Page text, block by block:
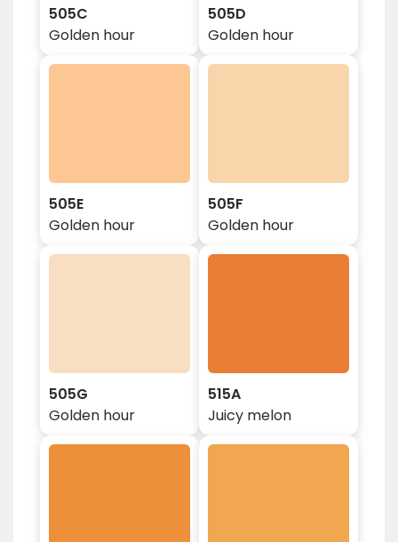
505C
Golden hour
505D
Golden hour
505E
Golden hour
505F
Golden hour
505G
Golden hour
515A
Juicy melon